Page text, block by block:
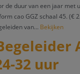
de duur van een jaar met
cao GGZ schaal 45. (€
van… Bekijken
32 uur